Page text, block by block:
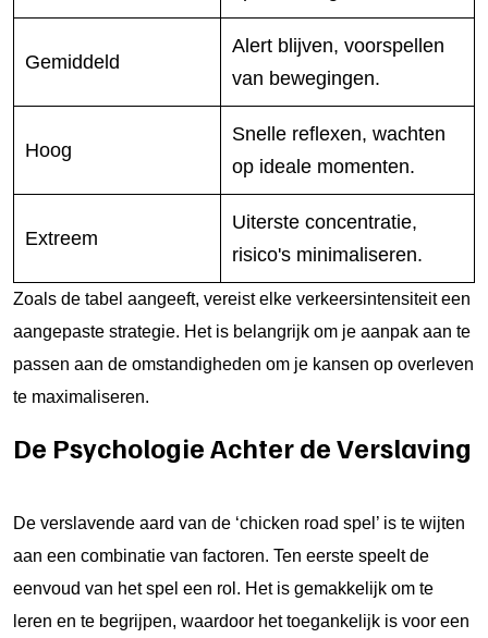
Gemiddeld
Alert blijven, voorspellen
van bewegingen.
Hoog
Snelle reflexen, wachten
op ideale momenten.
Extreem
Uiterste concentratie,
risico's minimaliseren.
Zoals de tabel aangeeft, vereist elke verkeersintensiteit een
aangepaste strategie. Het is belangrijk om je aanpak aan te
passen aan de omstandigheden om je kansen op overleven
te maximaliseren.
De Psychologie Achter de Verslaving
De verslavende aard van de ‘chicken road spel’ is te wijten
aan een combinatie van factoren. Ten eerste speelt de
eenvoud van het spel een rol. Het is gemakkelijk om te
leren en te begrijpen, waardoor het toegankelijk is voor een